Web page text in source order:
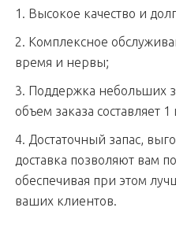
1. Высокое качество и
2. Комплексное
время и нервы;
3. Поддержка небольших
объем заказа составляет 1
4. Достаточный запас,
доставка позволяют вам
обеспечивая при этом
ваших клиентов.